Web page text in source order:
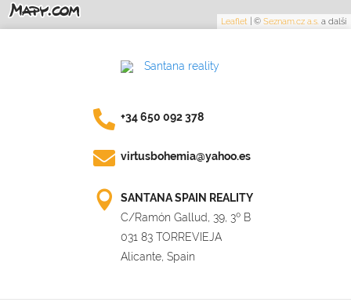
Leaflet ©Seznam.cz a.s. a další
+34 650 092 378
virtusbohemia@yahoo.es
SANTANA SPAIN REALITY
C/Ramón Gallud, 39, 3º B
031 83 TORREVIEJA
Alicante, Spain